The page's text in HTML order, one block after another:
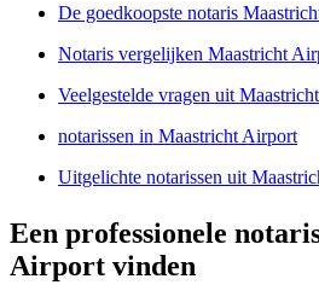
De goedkoopste notaris
Notaris vergelijken Maastricht
Veelgestelde vragen uit
notarissen in Maastricht Airport
Uitgelichte notarissen uit
Een professionele
Airport vinden